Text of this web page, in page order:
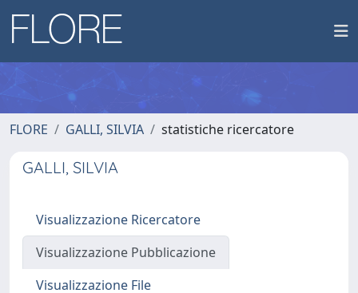
FLORE GALLI, SILVIA statistiche ricercatore
GALLI, SILVIA
Visualizzazione Ricercatore
Visualizzazione Pubblicazione
Visualizzazione File